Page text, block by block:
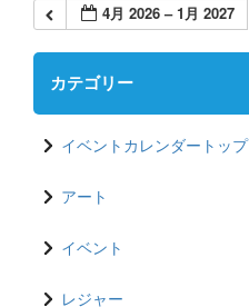
4月 2026 – 1月 2027
カテゴリー
イベントカレンダートップ
アート
イベント
レジャー